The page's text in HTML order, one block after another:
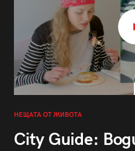
НЕЩАТА ОТ ЖИВОТА
City Guide: